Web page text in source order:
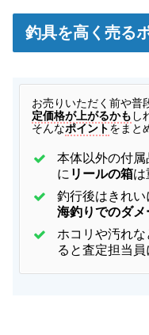
釣具を高く売る
お売りいただく前や普
定価格が上がるかも し
そんなポイントをまと
本体以外の付
に リールの箱は
釣行後はきれい
海釣りでのダ
ホコリや汚れな
ると査定担当員